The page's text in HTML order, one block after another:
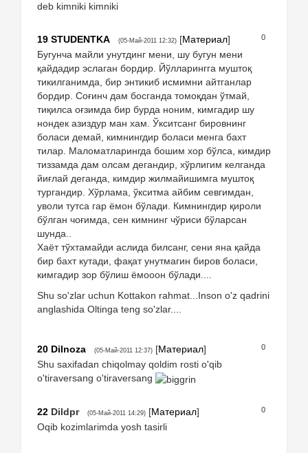
deb kimniki kimniki
0
19 STUDENTKA (05-Май-2011 12:32) [Материал]
Бугунча майли унутдинг мени, шу бугун мени
қайдадир эслаган бордир. Йўлларингга муштоқ
тикилганимда, бир энтикиб исмимни айтганлар
бордир. Соғинч дам босганда томоқдан ўтмай,
тиқилса оғзимда бир бурда ноним, кимгадир шу
нондек азиздур ман хам. Ўкситсанг бировнинг
боласи демай, кимнингдир боласи менга бахт
тилар. Маломатларингда бошим хор бўлса, кимдир
тиззамда дам олсам дегандир, хўрлигим келганда
йиғлай деганда, кимдир жилмайишимга муштоқ
тургандир. Хўрлама, ўкситма айбим севгимдан,
уволи тутса гар ёмон бўлади. Кимнингдир қироли
бўлган чоғимда, сен кимнинг чўриси бўларсан
шунда..
Хаёт тўхтамайди аслида билсанг, сени яна қайда
бир бахт кутади, фақат унутмагин биров боласи,
кимгадир зор бўлиш ёмооон бўлади....
Shu so'zlar uchun Kottakon rahmat...Inson o'z qadrini
anglashida Oltinga teng so'zlar....
0
20 Dilnoza (05-Май-2011 12:37) [Материал]
Shu saxifadan chiqolmay qoldim rosti o'qib
o'tiraversang o'tiraversang
0
22 Dildpr (05-Май-2011 14:29) [Материал]
Oqib kozimlarimda yosh tasirli